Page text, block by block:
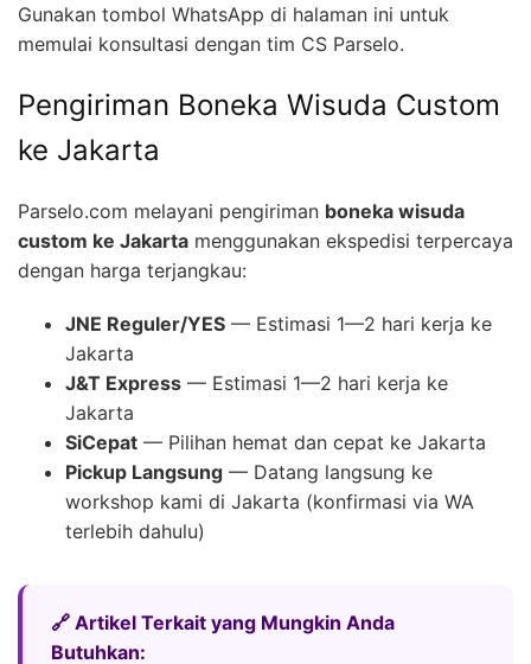
Gunakan tombol WhatsApp di halaman ini untuk
memulai konsultasi dengan tim CS Parselo.
Pengiriman Boneka Wisuda Custom
ke Jakarta
Parselo.com melayani pengiriman boneka wisuda
custom ke Jakarta menggunakan ekspedisi terpercaya
dengan harga terjangkau:
JNE Reguler/YES — Estimasi 1—2 hari kerja ke
Jakarta
J&T Express — Estimasi 1—2 hari kerja ke
Jakarta
SiCepat — Pilihan hemat dan cepat ke Jakarta
Pickup Langsung — Datang langsung ke
workshop kami di Jakarta (konfirmasi via WA
terlebih dahulu)
🔗 Artikel Terkait yang Mungkin Anda
Butuhkan: